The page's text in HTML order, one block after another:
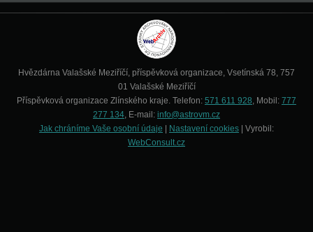
Hvězdárna Valašské Meziříčí, příspěvková organizace, Vsetínská 78, 757
01 Valašské Meziříčí
Příspěvková organizace Zlínského kraje. Telefon: 571 611 928, Mobil: 777
277 134, E-mail: info@astrovm.cz
Jak chráníme Vaše osobní údaje
Nastavení cookies | Vyrobil:
WebConsult.cz